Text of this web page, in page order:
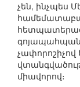
չեն, ինչպես
չափորոշիչով
միավորով։